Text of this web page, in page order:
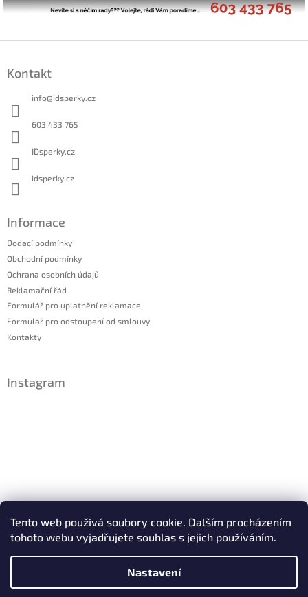
Tento web používá soubory cookie. Dalším procházením
tohoto webu vyjadřujete souhlas s jejich používáním.
Nastavení
Kontakt
info@idsperky.cz
603 433 765
IDsperky.cz
idsperky.cz
Informace
Dodací podmínky
Obchodní podmínky
Ochrana osobních údajů
Reklamační řád
Formulář pro uplatnění reklamace
Formulář pro odstoupení od smlouvy
Kontakty
Instagram
Sledovat na Instagramu
Facebook